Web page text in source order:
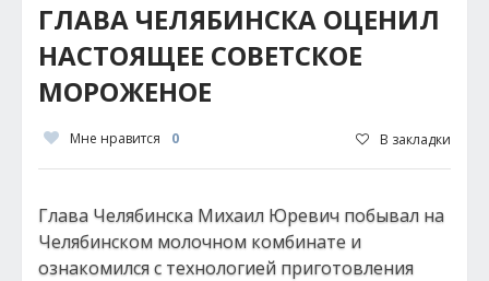
ГЛАВА ЧЕЛЯБИНСКА ОЦЕНИЛ
НАСТОЯЩЕЕ СОВЕТСКОЕ
МОРОЖЕНОЕ
Мне нравится 0 В закладки
Глава Челябинска Михаил Юревич побывал на
Челябинском молочном комбинате и
ознакомился с технологией приготовления